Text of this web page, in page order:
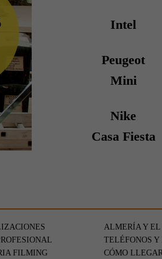
Intel
Peugeot
Mini
Nike
Casa Fiesta
FILMING
ALMERÍA Y EL
TELÉFONOS Y
CÓMO